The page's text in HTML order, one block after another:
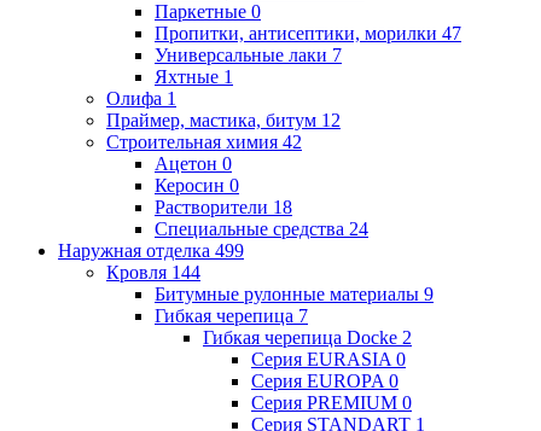
Паркетные 0
Пропитки, антисептики, морилки 47
Универсальные лаки 7
Яхтные 1
Олифа 1
Праймер, мастика, битум 12
Строительная химия 42
Ацетон 0
Керосин 0
Растворители 18
Специальные средства 24
Наружная отделка 499
Кровля 144
Битумные рулонные материалы 9
Гибкая черепица 7
Гибкая черепица Docke 2
Серия EURASIA 0
Серия EUROPA 0
Серия PREMIUM 0
Серия STANDART 1